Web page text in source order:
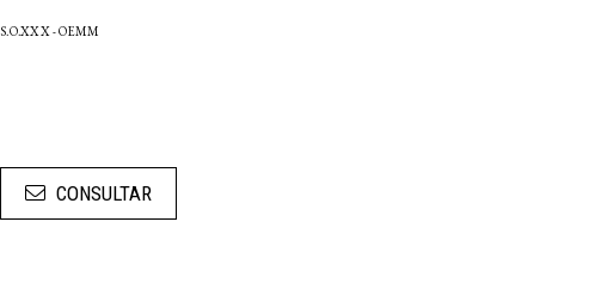
S.O.XXX - OEMM
CONSULTAR